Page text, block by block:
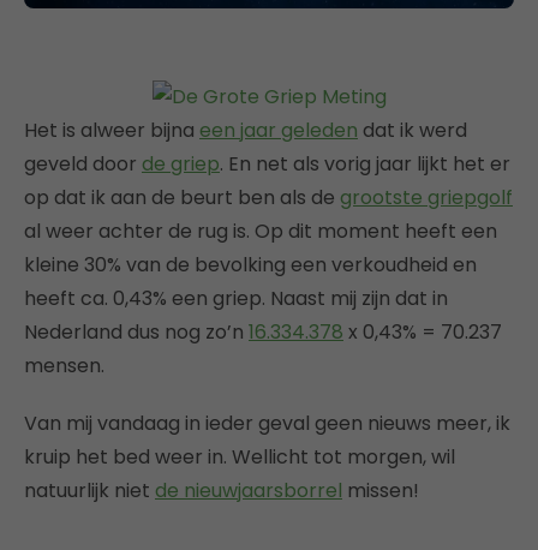
Het is alweer bijna een jaar geleden dat ik werd
geveld door de griep. En net als vorig jaar lijkt het er
op dat ik aan de beurt ben als de grootste griepgolf
al weer achter de rug is. Op dit moment heeft een
kleine 30% van de bevolking een verkoudheid en
heeft ca. 0,43% een griep. Naast mij zijn dat in
Nederland dus nog zo’n 16.334.378 x 0,43% = 70.237
mensen.
Van mij vandaag in ieder geval geen nieuws meer, ik
kruip het bed weer in. Wellicht tot morgen, wil
natuurlijk niet de nieuwjaarsborrel missen!